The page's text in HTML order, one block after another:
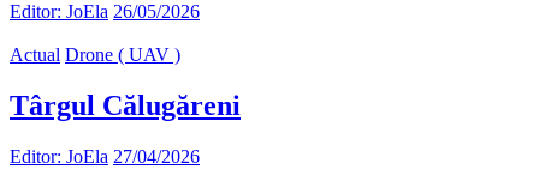
Editor: JoEla 26/05/2026
Actual Drone ( UAV )
Târgul Călugăreni
Editor: JoEla 27/04/2026